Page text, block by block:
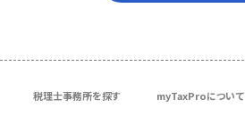
税理士事務所を探す myTaxProについて